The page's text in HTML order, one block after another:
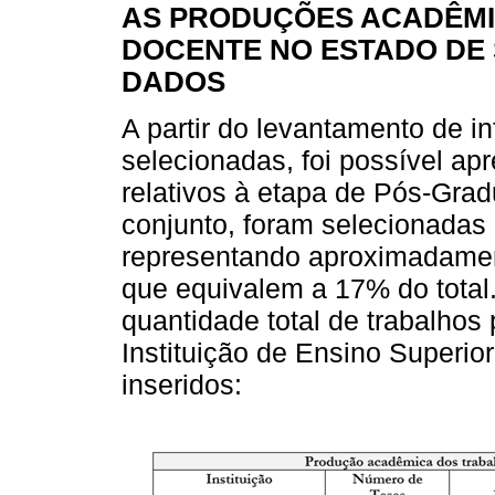
AS PRODUÇÕES
DOCENTE NO ESTADO
DADOS
A partir do levantamento de
selecionadas, foi possível
relativos à etapa de Pós-
conjunto, foram
representando
que equivalem a 17% do
quantidade total de
Instituição de Ensino
inseridos: